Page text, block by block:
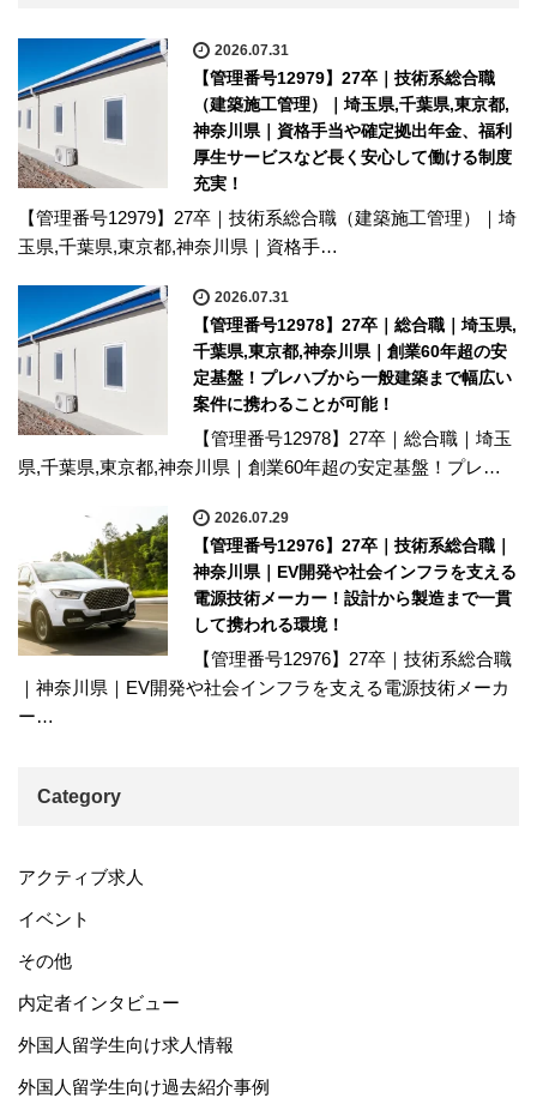
2026.07.31
【管理番号12979】27卒｜技術系総合職
（建築施工管理）｜埼玉県,千葉県,東京都,
神奈川県｜資格手当や確定拠出年金、福利
厚生サービスなど長く安心して働ける制度
充実！
【管理番号12979】27卒｜技術系総合職（建築施工管理）｜埼
玉県,千葉県,東京都,神奈川県｜資格手…
2026.07.31
【管理番号12978】27卒｜総合職｜埼玉県,
千葉県,東京都,神奈川県｜創業60年超の安
定基盤！プレハブから一般建築まで幅広い
案件に携わることが可能！
【管理番号12978】27卒｜総合職｜埼玉
県,千葉県,東京都,神奈川県｜創業60年超の安定基盤！プレ…
2026.07.29
【管理番号12976】27卒｜技術系総合職｜
神奈川県｜EV開発や社会インフラを支える
電源技術メーカー！設計から製造まで一貫
して携われる環境！
【管理番号12976】27卒｜技術系総合職
｜神奈川県｜EV開発や社会インフラを支える電源技術メーカ
ー…
Category
アクティブ求人
イベント
その他
内定者インタビュー
外国人留学生向け求人情報
外国人留学生向け過去紹介事例